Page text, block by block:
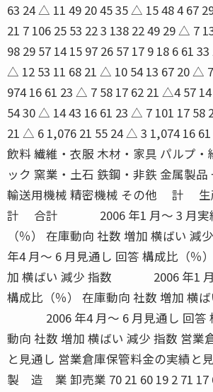
63 24 △ 11 49 20 45 35 △ 15 48 4 67
21 7 106 25 53 22 3 138 22 49 29 △ 7
98 29 57 14 15 97 26 57 17 9 18 6 61
△ 12 53 11 68 21 △ 10 54 13 67 20 △
974 16 61 23 △ 7 58 17 62 21 △4 57
54 30 △ 14 43 16 61 23 △ 7 101 17 58
21 △ 6 1,076 21 55 24 △ 3 1,074 16
飲料 繊維・衣服 木材・家具 パルプ・
ック 窯業・土石 鉄鋼・非鉄 金属製
輸送用機械 精密機械 その他 計
計 合計 2006 年1 月〜 3 月実績
（％） 在庫動向 社数 増加 横ば
年4 月〜 6 月見通し 回答 構成比（％
加 横ばい 減少 指数 2006 年1 月
構成比（％） 在庫動向 社数 増加 横
2006 年4 月〜 6 月見通し 回答
動向 社数 増加 横ばい 減少 指数 営業
と見通し 営業倉庫保管料金の実績
製 造 業 卸売業 70 21 60 19 2 71 17